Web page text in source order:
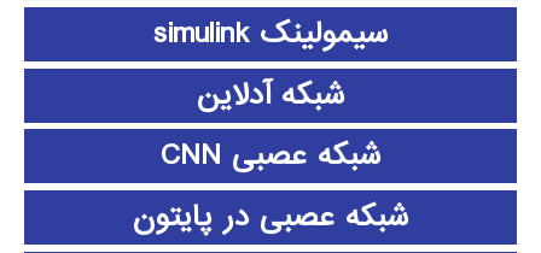
سیمولینک simulink
شبکه آدلاین
شبکه عصبی CNN
شبکه عصبی در پایتون